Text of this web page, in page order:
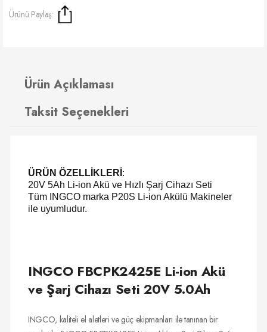
Ürünü Paylaş:
Ürün Açıklaması
Taksit Seçenekleri
ÜRÜN ÖZELLİKLERİ :
20V 5Ah Li-ion Akü ve Hızlı Şarj Cihazı Seti
Tüm INGCO marka P20S Li-ion Akülü Makineler
ile uyumludur.
INGCO FBCPK2425E Li-ion Akü
ve Şarj Cihazı Seti 20V 5.0Ah
INGCO, kaliteli el aletleri ve güç ekipmanları ile tanınan bir